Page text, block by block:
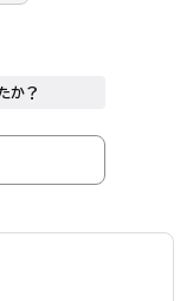
か？